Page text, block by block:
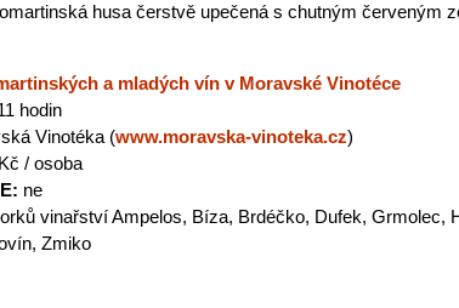
husa čerstvě upečená s chutným červeným
a mladých vín v Moravské Vinotéce
hodin
Vinotéka (www.moravska-vinoteka.cz)
/ osoba
ne
vinařství Ampelos, Bíza, Brdéčko, Dufek, Grmolec,
Zmiko